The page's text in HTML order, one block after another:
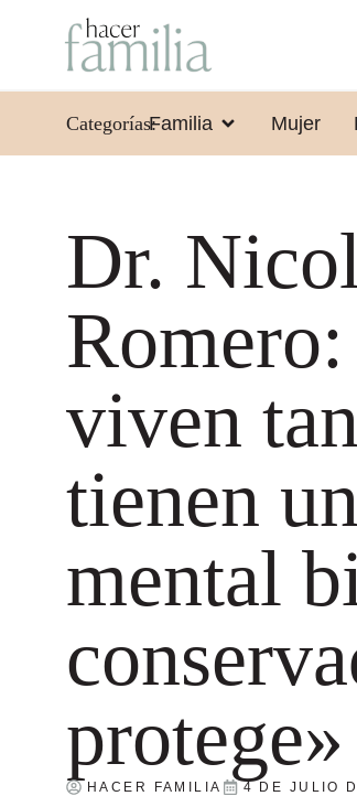
Categorías:Familia Mujer
Dr.
viven
tienen
mental
protege»
HACER FAMILIA 4 DE JULIO